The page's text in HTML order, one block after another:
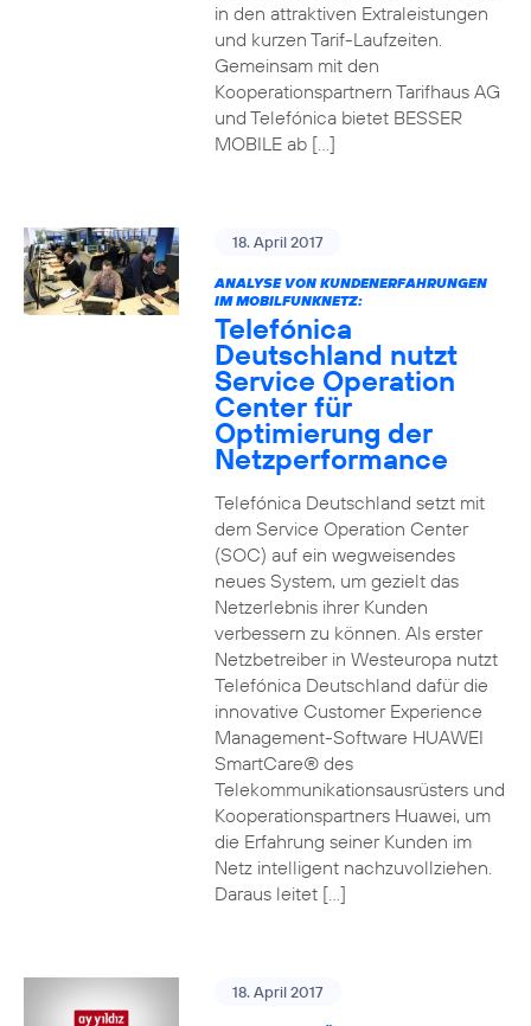
in den attraktiven Extraleistungen
und kurzen Tarif-Laufzeiten.
Gemeinsam mit den
Kooperationspartnern Tarifhaus AG
und Telefónica bietet BESSER
MOBILE ab […]
18. April 2017
ANALYSE VON KUNDENERFAHRUNGEN
IM MOBILFUNKNETZ:
Telefónica
Deutschland nutzt
Service Operation
Center für
Optimierung der
Netzperformance
Telefónica Deutschland setzt mit
dem Service Operation Center
(SOC) auf ein wegweisendes
neues System, um gezielt das
Netzerlebnis ihrer Kunden
verbessern zu können. Als erster
Netzbetreiber in Westeuropa nutzt
Telefónica Deutschland dafür die
innovative Customer Experience
Management-Software HUAWEI
SmartCare® des
Telekommunikationsausrüsters und
Kooperationspartners Huawei, um
die Erfahrung seiner Kunden im
Netz intelligent nachzuvollziehen.
Daraus leitet […]
18. April 2017